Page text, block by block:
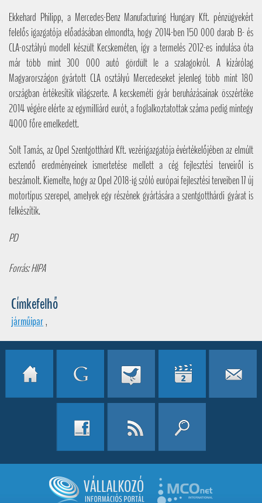
Ekkehard Philipp, a Mercedes-Benz Manufacturing Hungary Kft. pénzügyekért
felelős igazgatója előadásában elmondta, hogy 2014-ben 150 000 darab B- és
CLA-osztályú modell készült Kecskeméten, így a termelés 2012-es indulása óta
már több mint 300 000 autó gördült le a szalagokról. A kizárólag
Magyarországon gyártott CLA osztályú Mercedeseket jelenleg több mint 180
országban értékesítik világszerte. A kecskeméti gyár beruházásainak összértéke
2014 végére elérte az egymilliárd eurót, a foglalkoztatottak száma pedig mintegy
4000 főre emelkedett.
Solt Tamás, az Opel Szentgotthárd Kft. vezérigazgatója évértékelőjében az elmúlt
esztendő eredményeinek ismertetése mellett a cég fejlesztési terveiről is
beszámolt. Kiemelte, hogy az Opel 2018-ig szóló európai fejlesztési terveiben 17 új
motortípus szerepel, amelyek egy részének gyártására a szentgotthárdi gyárat is
felkészítik.
PD
Forrás: HIPA
Címkefelhő
járműipar,